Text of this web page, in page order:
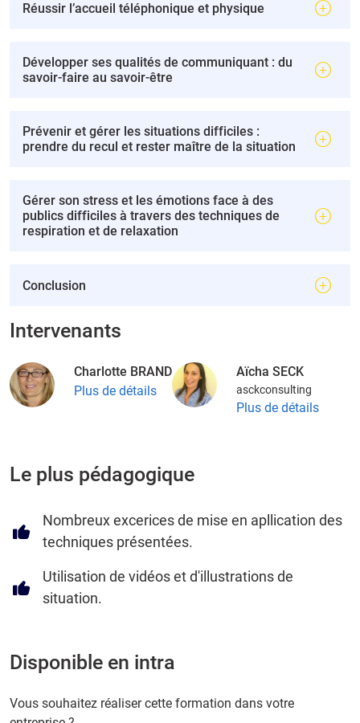
Réussir l’accueil téléphonique et physique
Développer ses qualités de communiquant : du
savoir-faire au savoir-être
Prévenir et gérer les situations difficiles :
prendre du recul et rester maître de la situation
Gérer son stress et les émotions face à des
publics difficiles à travers des techniques de
respiration et de relaxation
Conclusion
Intervenants
Charlotte BRAND
Plus de détails
Aïcha SECK
asckconsulting
Plus de détails
Le plus pédagogique
Nombreux excerices de mise en apllication des
techniques présentées.
Utilisation de vidéos et d'illustrations de
situation.
Disponible en intra
Vous souhaitez réaliser cette formation dans votre